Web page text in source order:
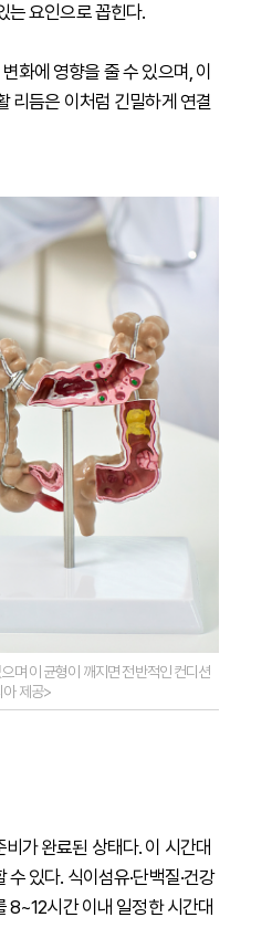
는 요인으로 꼽힌다.
화에 영향을 줄 수 있으며, 이
리듬은 이처럼 긴밀하게 연결
며 이 균형이 깨지면 전반적인 컨디션
아 제공>
가 완료된 상태다. 이 시간대
있다. 식이섬유·단백질·건강
8~12시간 이내 일정한 시간대